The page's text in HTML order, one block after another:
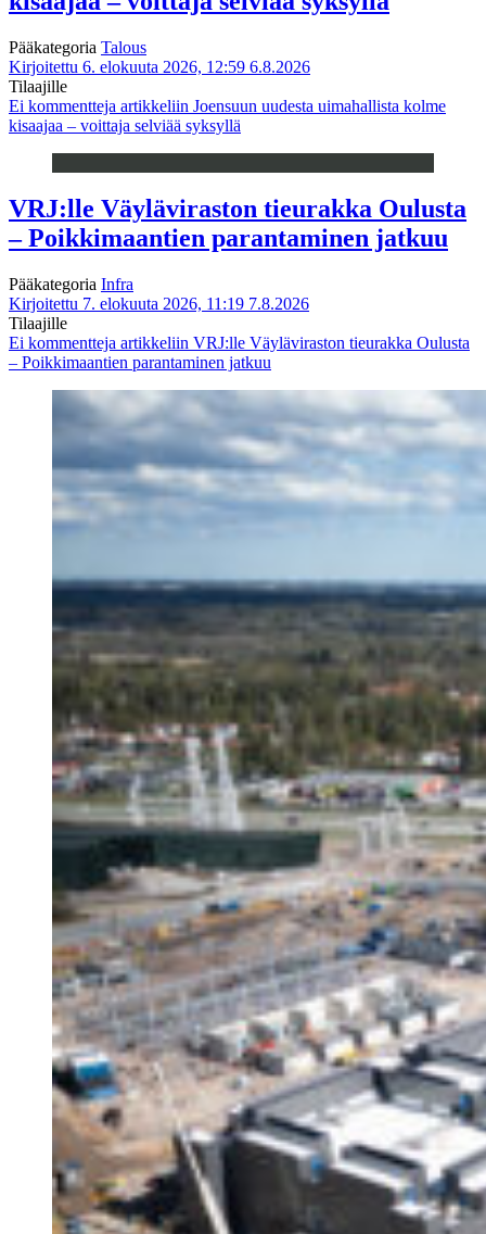
Pääkategoria Talous
Kirjoitettu 6. elokuuta 2026, 12:59 6.8.2026
Tilaajille
Ei kommentteja artikkeliin Joensuun uudesta uimahallista kolme
kisaajaa – voittaja selviää syksyllä
VRJ:lle Väyläviraston tieurakka Oulusta
– Poikkimaantien parantaminen jatkuu
Pääkategoria Infra
Kirjoitettu 7. elokuuta 2026, 11:19 7.8.2026
Tilaajille
Ei kommentteja artikkeliin VRJ:lle Väyläviraston tieurakka Oulusta
– Poikkimaantien parantaminen jatkuu